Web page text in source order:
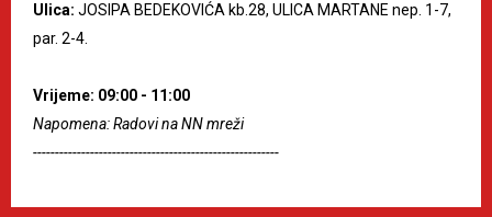
Ulica: JOSIPA BEDEKOVIĆA kb.28, ULICA MARTANE nep. 1-7,
par. 2-4.
Vrijeme: 09:00 - 11:00
Napomena: Radovi na NN mreži
--------------------------------------------------------